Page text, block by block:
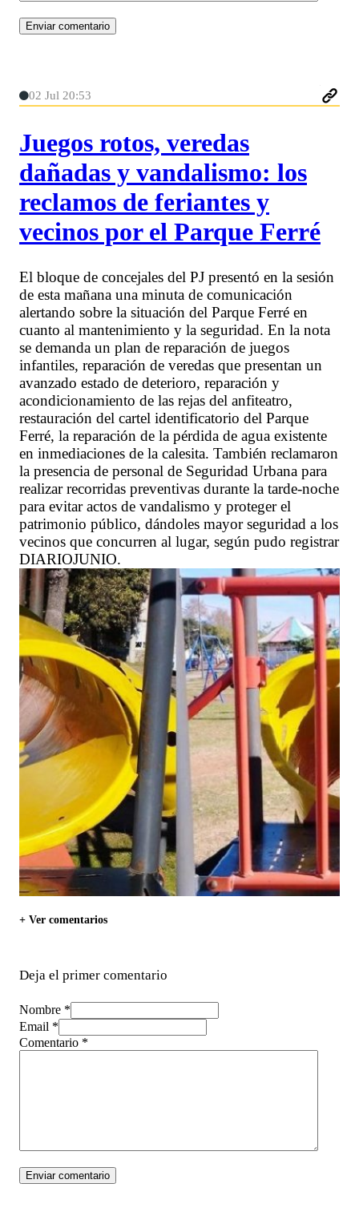
02 Jul 20:53
Juegos rotos, veredas
dañadas y vandalismo: los
reclamos de feriantes y
vecinos por el Parque Ferré
El bloque de concejales del PJ presentó en la sesión
de esta mañana una minuta de comunicación
alertando sobre la situación del Parque Ferré en
cuanto al mantenimiento y la seguridad. En la nota
se demanda un plan de reparación de juegos
infantiles, reparación de veredas que presentan un
avanzado estado de deterioro, reparación y
acondicionamiento de las rejas del anfiteatro,
restauración del cartel identificatorio del Parque
Ferré, la reparación de la pérdida de agua existente
en inmediaciones de la calesita. También reclamaron
la presencia de personal de Seguridad Urbana para
realizar recorridas preventivas durante la tarde-noche
para evitar actos de vandalismo y proteger el
patrimonio público, dándoles mayor seguridad a los
vecinos que concurren al lugar, según pudo registrar
DIARIOJUNIO.
+ Ver comentarios
Deja el primer comentario
Nombre *
Email *
Comentario *